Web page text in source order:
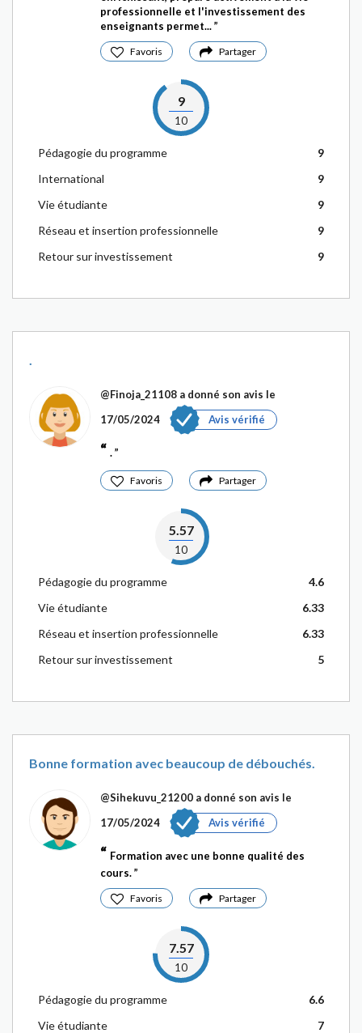
professionnelle et l'investissement des
enseignants permet...
Favoris Partager
9
10
Pédagogie du programme
9
International
9
Vie étudiante
9
Réseau et insertion professionnelle
9
Retour sur investissement
9
.
@Finoja_21108 a donné son avis le
17/05/2024
Avis vérifié
.
Favoris Partager
5.57
10
Pédagogie du programme
4.6
Vie étudiante
6.33
Réseau et insertion professionnelle
6.33
Retour sur investissement
5
Bonne formation avec beaucoup de débouchés.
@Sihekuvu_21200 a donné son avis le
17/05/2024
Avis vérifié
Formation avec une bonne qualité des
cours.
Favoris Partager
7.57
10
Pédagogie du programme
6.6
Vie étudiante
7